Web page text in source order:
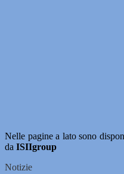
Nelle pagine a lato sono
da ISIIgroup
Notizie